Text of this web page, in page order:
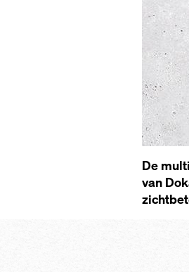
De
van